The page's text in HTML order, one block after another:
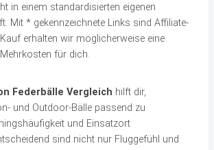
in einem standardisierten eigenen
Mit * gekennzeichnete Links sind Affiliate-
erhalten wir möglicherweise eine
für dich.
Federbälle Vergleich hilft dir,
und Outdoor-Bälle passend zu
und Einsatzort
sind nicht nur Fluggefühl und